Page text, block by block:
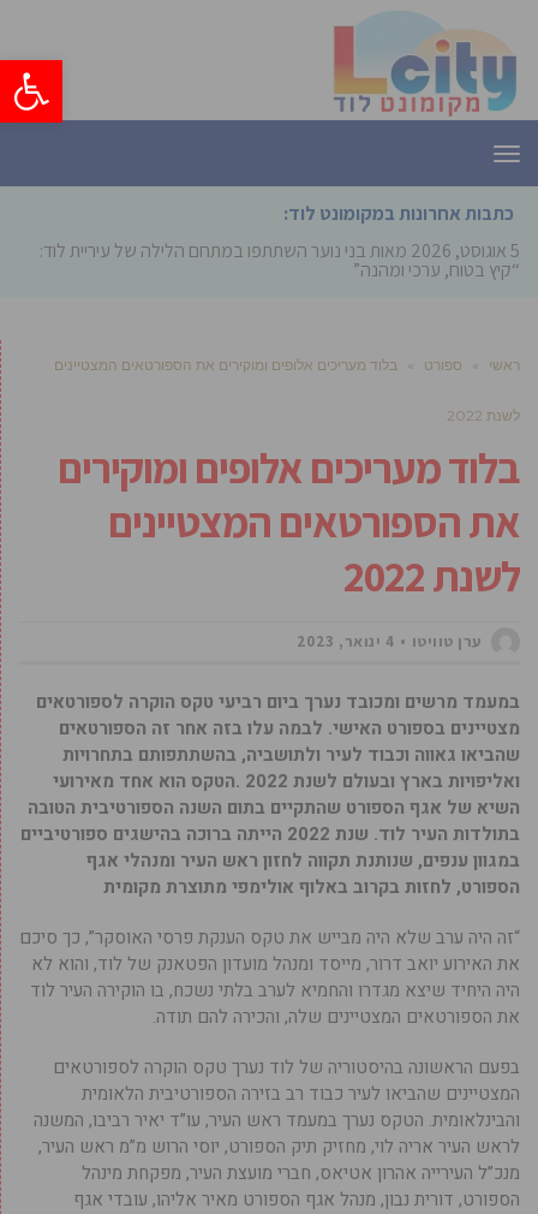
פתח
תפריט
כתבות אחרונות במקומונט לוד:
5 אוגוסט, 2026
מאות בני נוער השתתפו במתחם הלילה של עיריית לוד:
“קיץ בטוח, ערכי ומהנה”
ראשי » ספורט » בלוד מעריכים אלופים ומוקירים את הספורטאים המצטיינים
לשנת 2022
בלוד מעריכים אלופים ומוקירים
את הספורטאים המצטיינים
לשנת 2022
ערן טוויטו 4 ינואר, 2023
במעמד מרשים ומכובד נערך ביום רביעי טקס הוקרה לספורטאים
מצטיינים בספורט האישי. לבמה עלו בזה אחר זה הספורטאים
שהביאו גאווה וכבוד לעיר ולתושביה, בהשתתפותם בתחרויות
ואליפויות בארץ ובעולם לשנת 2022 .הטקס הוא אחד מאירועי
השיא של אגף הספורט שהתקיים בתום השנה הספורטיבית הטובה
בתולדות העיר לוד. שנת 2022 הייתה ברוכה בהישגים ספורטיביים
במגוון ענפים, שנותנת תקווה לחזון ראש העיר ומנהלי אגף
הספורט, לחזות בקרוב באלוף אולימפי מתוצרת מקומית
“זה היה ערב שלא היה מבייש את טקס הענקת פרסי האוסקר”, כך סיכם
את האירוע יואב דרור, מייסד ומנהל מועדון הפטאנק של לוד, והוא לא
היה היחיד שיצא מגדרו והחמיא לערב בלתי נשכח, בו הוקירה העיר לוד
את הספורטאים המצטיינים שלה, והכירה להם תודה.
בפעם הראשונה בהיסטוריה של לוד נערך טקס הוקרה לספורטאים
המצטיינים שהביאו לעיר כבוד רב בזירה הספורטיבית הלאומית
והבינלאומית. הטקס נערך במעמד ראש העיר, עו”ד יאיר רביבו, המשנה
לראש העיר אריה לוי, מחזיק תיק הספורט, יוסי הרוש מ”מ ראש העיר,
מנכ”ל העירייה אהרון אטיאס, חברי מועצת העיר, מפקחת מינהל
הספורט, דורית נבון, מנהל אגף הספורט מאיר אליהו, עובדי אגף